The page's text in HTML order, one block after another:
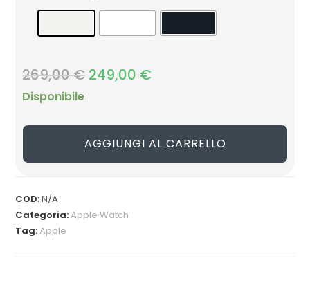
269,00€ Il
originale
249,00 €
attuale
Disponibile
AGGIUNGI AL CARRELLO
COD:N/A
Categoria:Apple Watch
Tag:Apple